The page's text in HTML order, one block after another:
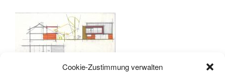
Cookie-Zustimmung verwalten